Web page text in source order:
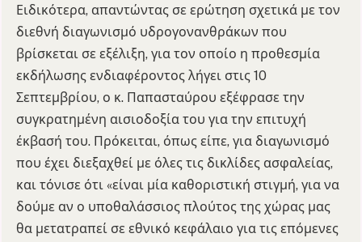
Ειδικότερα, απαντώντας σε ερώτηση σχετικά με τον
διεθνή διαγωνισμό υδρογονανθράκων που
βρίσκεται σε εξέλιξη, για τον οποίο η προθεσμία
εκδήλωσης ενδιαφέροντος λήγει στις 10
Σεπτεμβρίου, ο κ. Παπασταύρου εξέφρασε την
συγκρατημένη αισιοδοξία του για την επιτυχή
έκβασή του. Πρόκειται, όπως είπε, για διαγωνισμό
που έχει διεξαχθεί με όλες τις δικλίδες ασφαλείας,
και τόνισε ότι «είναι μία καθοριστική στιγμή, για να
δούμε αν ο υποθαλάσσιος πλούτος της χώρας μας
θα μετατραπεί σε εθνικό κεφάλαιο για τις επόμενες